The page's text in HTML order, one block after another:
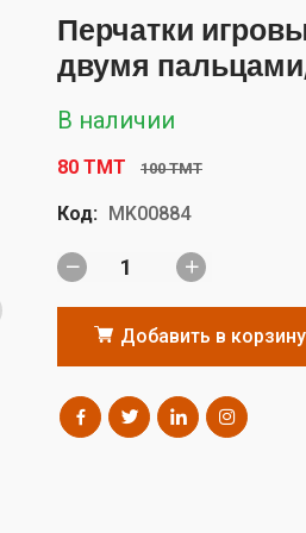
Перчатки
двумя
В наличии
80 TMT 100 TMT
Код: MK00884
Добавить в корзину